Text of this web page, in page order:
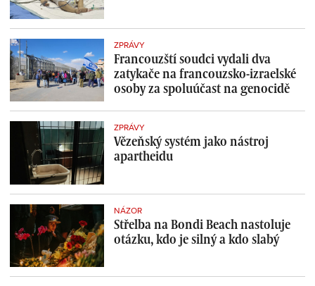
ZPRÁVY
Francouzští soudci vydali dva
zatykače na francouzsko-izraelské
osoby za spoluúčast na genocidě
ZPRÁVY
Vězeňský systém jako nástroj
apartheidu
NÁZOR
Střelba na Bondi Beach nastoluje
otázku, kdo je silný a kdo slabý